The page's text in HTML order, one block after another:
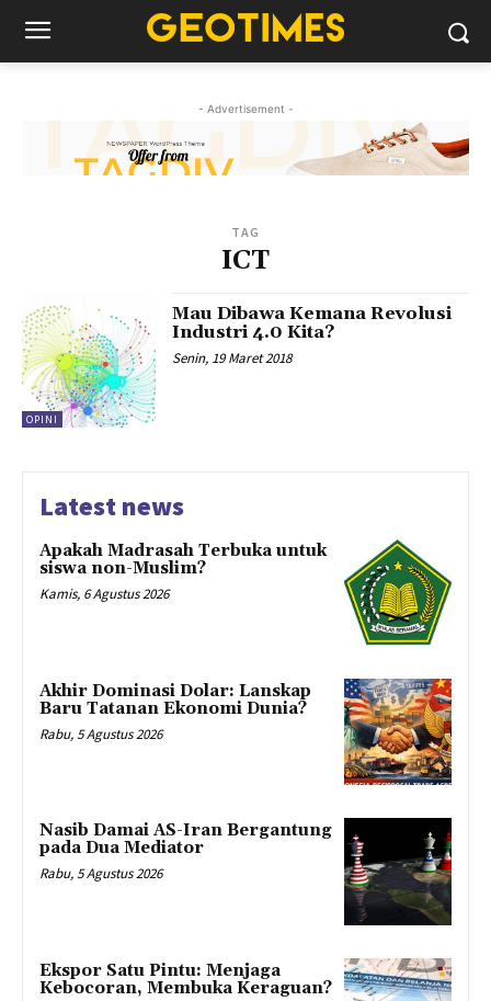
- Advertisement -
TAG
ICT
OPINI
Mau Dibawa Kemana Revolusi
Industri 4.0 Kita?
Senin, 19 Maret 2018
Latest news
Apakah Madrasah Terbuka untuk
siswa non-Muslim?
Kamis, 6 Agustus 2026
Akhir Dominasi Dolar: Lanskap
Baru Tatanan Ekonomi Dunia?
Rabu, 5 Agustus 2026
Nasib Damai AS-Iran Bergantung
pada Dua Mediator
Rabu, 5 Agustus 2026
Ekspor Satu Pintu: Menjaga
Kebocoran, Membuka Keraguan?